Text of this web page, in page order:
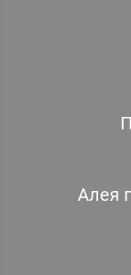
Алея